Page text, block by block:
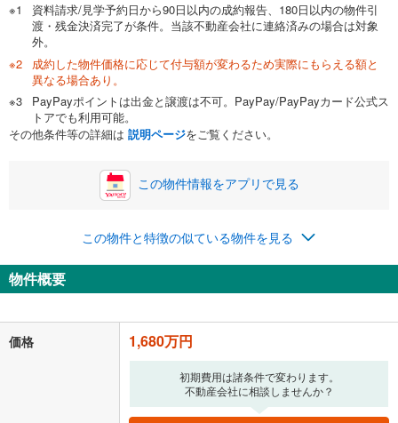
資料請求/見学予約日から90日以内の成約報告、180日以内の物件引
渡・残金決済完了が条件。当該不動産会社に連絡済みの場合は対象
外。
成約した物件価格に応じて付与額が変わるため実際にもらえる額と
異なる場合あり。
PayPayポイントは出金と譲渡は不可。PayPay/PayPayカード公式ス
トアでも利用可能。
その他条件等の詳細は 説明ページをご覧ください。
この物件情報をアプリで見る
この物件と特徴の似ている物件を見る
物件概要
価格 1,680万円
初期費用は諸条件で変わります。
不動産会社に相談しませんか？